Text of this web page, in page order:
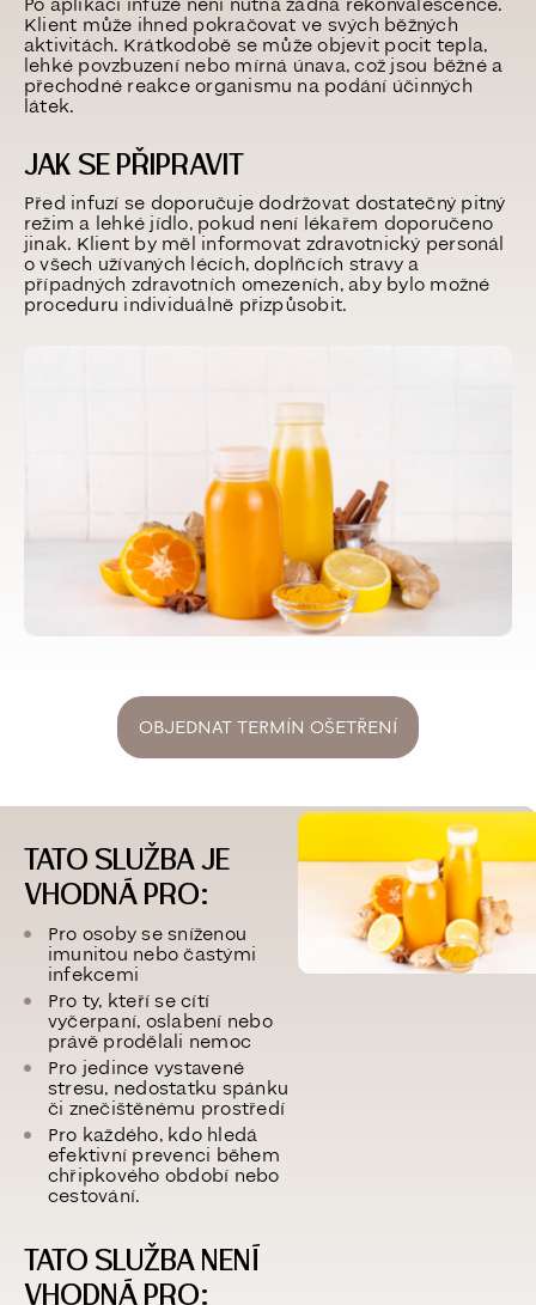
Po aplikaci infuze není nutná žádná rekonvalescence.
Klient může ihned pokračovat ve svých běžných
aktivitách. Krátkodobě se může objevit pocit tepla,
lehké povzbuzení nebo mírná únava, což jsou běžné a
přechodné reakce organismu na podání účinných
látek.
JAK SE PŘIPRAVIT
Před infuzí se doporučuje dodržovat dostatečný pitný
režim a lehké jídlo, pokud není lékařem doporučeno
jinak. Klient by měl informovat zdravotnický personál
o všech užívaných lécích, doplňcích stravy a
případných zdravotních omezeních, aby bylo možné
proceduru individuálně přizpůsobit.
OBJEDNAT TERMÍN OŠETŘENÍ
TATO SLUŽBA JE
VHODNÁ PRO:
Pro osoby se sníženou
imunitou nebo častými
infekcemi
Pro ty, kteří se cítí
vyčerpaní, oslabení nebo
právě prodělali nemoc
Pro jedince vystavené
stresu, nedostatku spánku
či znečištěnému prostředí
Pro každého, kdo hledá
efektivní prevenci během
chřipkového období nebo
cestování.
TATO SLUŽBA NENÍ
VHODNÁ PRO: